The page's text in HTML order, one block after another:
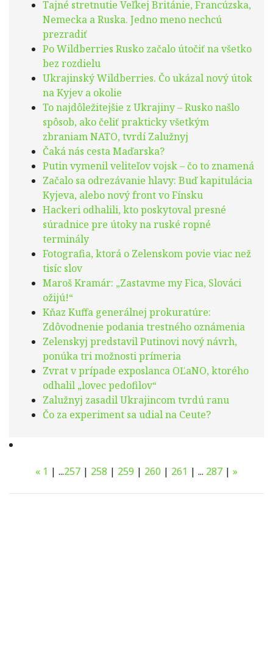
Tajné stretnutie Veľkej Británie, Francúzska,
Nemecka a Ruska. Jedno meno nechcú
prezradiť
Po Wildberries Rusko začalo útočiť na všetko
bez rozdielu
Ukrajinský Wildberries. Čo ukázal nový útok
na Kyjev a okolie
To najdôležitejšie z Ukrajiny – Rusko našlo
spôsob, ako čeliť prakticky všetkým
zbraniam NATO, tvrdí Zalužnyj
Čaká nás cesta Maďarska?
Putin vymenil veliteľov vojsk – čo to znamená
Začalo sa odrezávanie hlavy: Buď kapitulácia
Kyjeva, alebo nový front vo Fínsku
Hackeri odhalili, kto poskytoval presné
súradnice pre útoky na ruské ropné
terminály
Fotografia, ktorá o Zelenskom povie viac než
tisíc slov
Maroš Kramár: „Zastavme my Fica, Slováci
ožijú!“
Kňaz Kuffa generálnej prokuratúre:
Zdôvodnenie podania trestného oznámenia
Zelenskyj predstavil Putinovi nový návrh,
ponúka tri možnosti prímeria
Zvrat v prípade exposlanca OĽaNO, ktorého
odhalil „lovec pedofilov“
Zalužnyj zasadil Ukrajincom tvrdú ranu
Čo za experiment sa udial na Ceute?
« 1 | ...257 | 258 | 259 | 260 | 261 | ... 287 | »